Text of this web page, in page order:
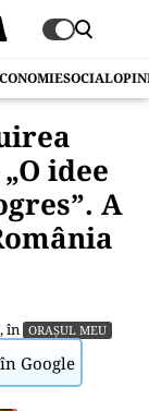
SOCIAL
idee
A
, în ORAȘUL MEU
Google